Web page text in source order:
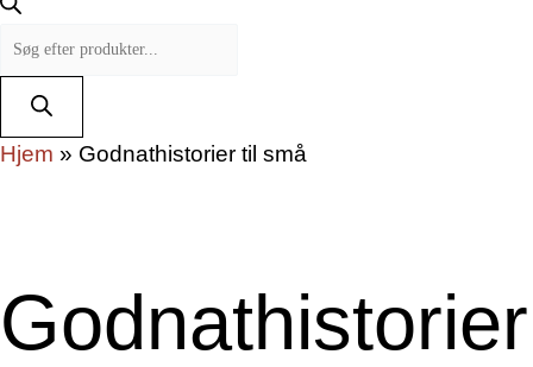
Hjem » Godnathistorier til små
Godnathistorier